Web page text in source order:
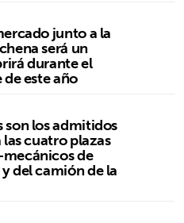
junto a la
será un
durante el
este año
son los admitidos
cuatro plazas
de
del camión de la